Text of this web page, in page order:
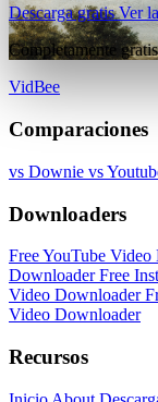
Descarga gratisVer
Completamente
VidBee
Comparaciones
vs Downie vs
Downloaders
Free YouTube
DownloaderFree
Video Downloader
Video Downloader
Recursos